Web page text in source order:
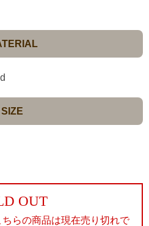
SIZE
OUT
らの商品は現在売り切れで